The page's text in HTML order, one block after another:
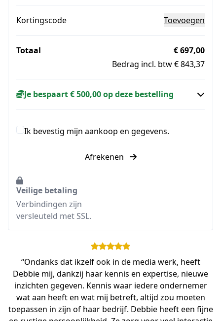
Kortingscode Toevoegen
Totaal
€ 697,00
Bedrag incl. btw € 843,37
Je bespaart € 500,00 op deze bestelling
Ik bevestig mijn aankoop en gegevens.
Afrekenen
Veilige betaling
Verbindingen zijn
versleuteld met SSL.
“Ondanks dat ikzelf ook in de media werk, heeft
Debbie mij, dankzij haar kennis en expertise, nieuwe
inzichten gegeven. Kennis waar iedere ondernemer
wat aan heeft en wat mij betreft, altijd zou moeten
toepassen in zijn of haar bedrijf. Debbie heeft een fijne